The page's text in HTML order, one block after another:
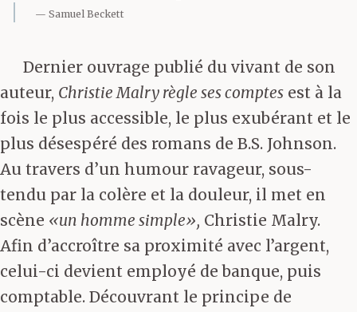
Samuel Beckett
Dernier ouvrage publié du vivant de son
auteur, Christie Malry règle ses comptes est à la
fois le plus accessible, le plus exubérant et le
plus désespéré des romans de B.S. Johnson.
Au travers d’un humour ravageur, sous-
tendu par la colère et la douleur, il met en
scène «un homme simple», Christie Malry.
Afin d’accroître sa proximité avec l’argent,
celui-ci devient employé de banque, puis
comptable. Découvrant le principe de